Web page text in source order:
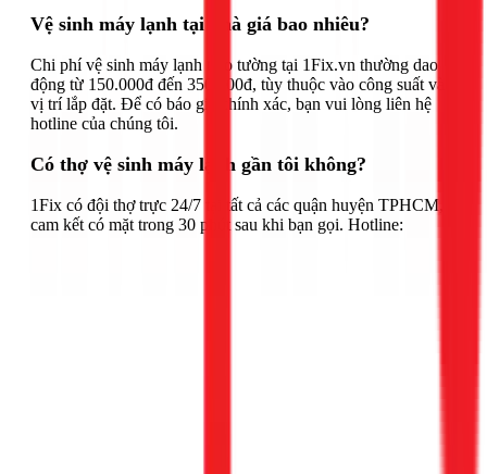
Vệ sinh máy lạnh tại nhà giá bao nhiêu?
Chi phí vệ sinh máy lạnh treo tường tại 1Fix.vn thường dao
động từ 150.000đ đến 350.000đ, tùy thuộc vào công suất và
vị trí lắp đặt. Để có báo giá chính xác, bạn vui lòng liên hệ
hotline của chúng tôi.
Có thợ vệ sinh máy lạnh gần tôi không?
1Fix có đội thợ trực 24/7 tại tất cả các quận huyện TPHCM,
cam kết có mặt trong 30 phút sau khi bạn gọi. Hotline: